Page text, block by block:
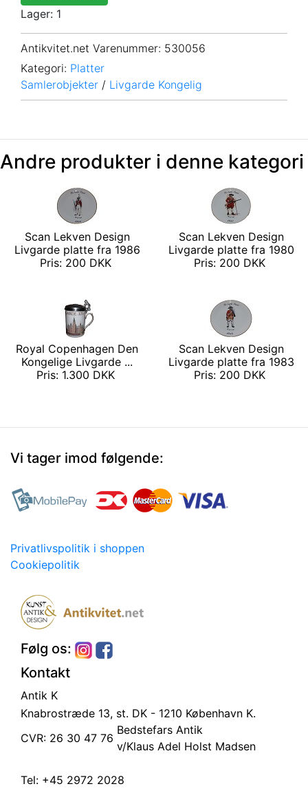
Lager: 1
Antikvitet.net Varenummer: 530056
Kategori: Platter
Samlerobjekter / Livgarde Kongelig
Andre produkter i denne kategori
Scan Lekven Design
Livgarde platte fra 1986
Pris: 200 DKK
Scan Lekven Design
Livgarde platte fra 1980
Pris: 200 DKK
Royal Copenhagen Den
Kongelige Livgarde ...
Pris: 1.300 DKK
Scan Lekven Design
Livgarde platte fra 1983
Pris: 200 DKK
Vi tager imod følgende:
Privatlivspolitik i shoppen
Cookiepolitik
Følg os:
Kontakt
Antik K
Knabrostræde 13, st. DK - 1210 København K.
CVR: 26 30 47 76
Bedstefars Antik
v/Klaus Adel Holst Madsen
Tel: +45 2972 2028